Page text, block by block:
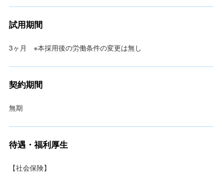
試用期間
3ヶ月 ※本採用後の労働条件の変更は無し
契約期間
無期
待遇・福利厚生
【社会保険】